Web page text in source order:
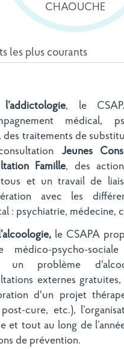
CHAOUCHE
les plus courants
l’addictologie, le
médical,
des traitements de
Jeunes
Famille, des
et un travail de
avec les
: psychiatrie, médecine,
le CSAPA
médico-psycho-
un problème
externes
d'un projet
cure, etc.),
et tout au long de
de prévention.